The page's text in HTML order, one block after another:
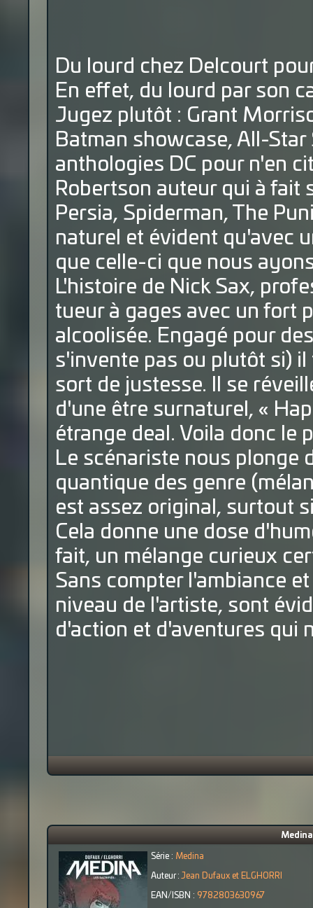
Du lourd chez Delcourt
En effet, du lourd par son
Jugez plutôt : Grant
Batman showcase, All-Star
anthologies DC pour n'en
Robertson auteur qui à fait
Persia, Spiderman, The
naturel et évident qu'avec
que celle-ci que nous
L'histoire de Nick Sax,
tueur à gages avec un fort
alcoolisée. Engagé pour
s'invente pas ou plutôt si)
sort de justesse. Il se
d'une être surnaturel, «
étrange deal. Voila donc le
Le scénariste nous plonge
quantique des genre
est assez original, surtout
Cela donne une dose
fait, un mélange curieux
Sans compter l'ambiance
niveau de l'artiste, sont
d'action et d'aventures qui
Medina
Série : Medina
Auteur : Jean Dufaux et ELGHORRI
EAN/ISBN : 9782803630967